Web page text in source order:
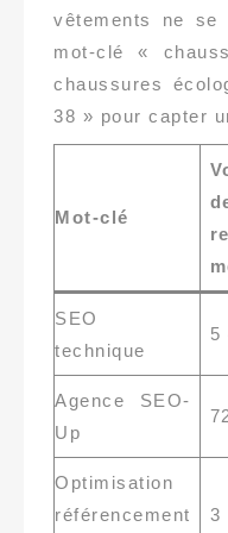
vêtements ne se
mot-clé «
chaussures
38 » pour capter
Mot-clé
SEO
technique
5
Agence SEO-
Up
Optimisation
référencement
3